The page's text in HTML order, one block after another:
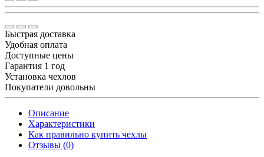
Быстрая доставка
Удобная оплата
Доступные цены
Гарантия 1 год
Установка чехлов
Покупатели довольны
Описание
Характеристики
Как правильно купить чехлы
Отзывы (0)